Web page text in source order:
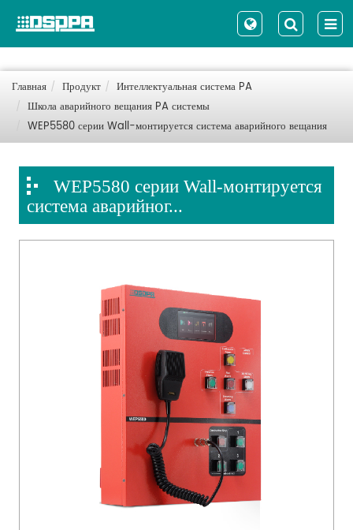
Главная Продукт
Интеллектуальная система PA
Школа аварийного вещания PA системы
WEP5580 серии Wall-монтируется система аварийного вещания
WEP5580 серии Wall-монтируется
система аварийног...